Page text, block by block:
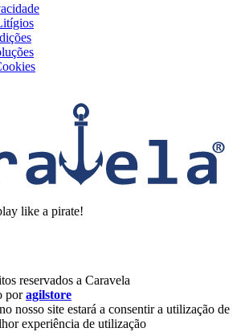
like a pirate!
reservados a Caravela
poragilstore
nosso site estará a consentir a utilização de
experiência de utilização